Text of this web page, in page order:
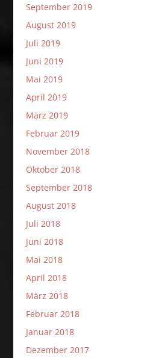
September 2019
August 2019
Juli 2019
Juni 2019
Mai 2019
April 2019
März 2019
Februar 2019
November 2018
Oktober 2018
September 2018
August 2018
Juli 2018
Juni 2018
Mai 2018
April 2018
März 2018
Februar 2018
Januar 2018
Dezember 2017